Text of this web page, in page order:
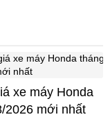
xe máy Honda
2026 mới nhất